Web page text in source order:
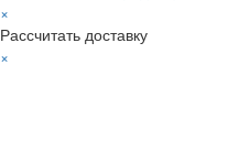
×
Рассчитать доставку
×